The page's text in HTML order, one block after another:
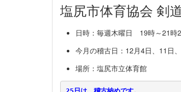
塩尻市体育協会 剣
日時：毎週木曜日 19時～21時
今月の稽古日：12月4日、11日
場所：塩尻市立体育館